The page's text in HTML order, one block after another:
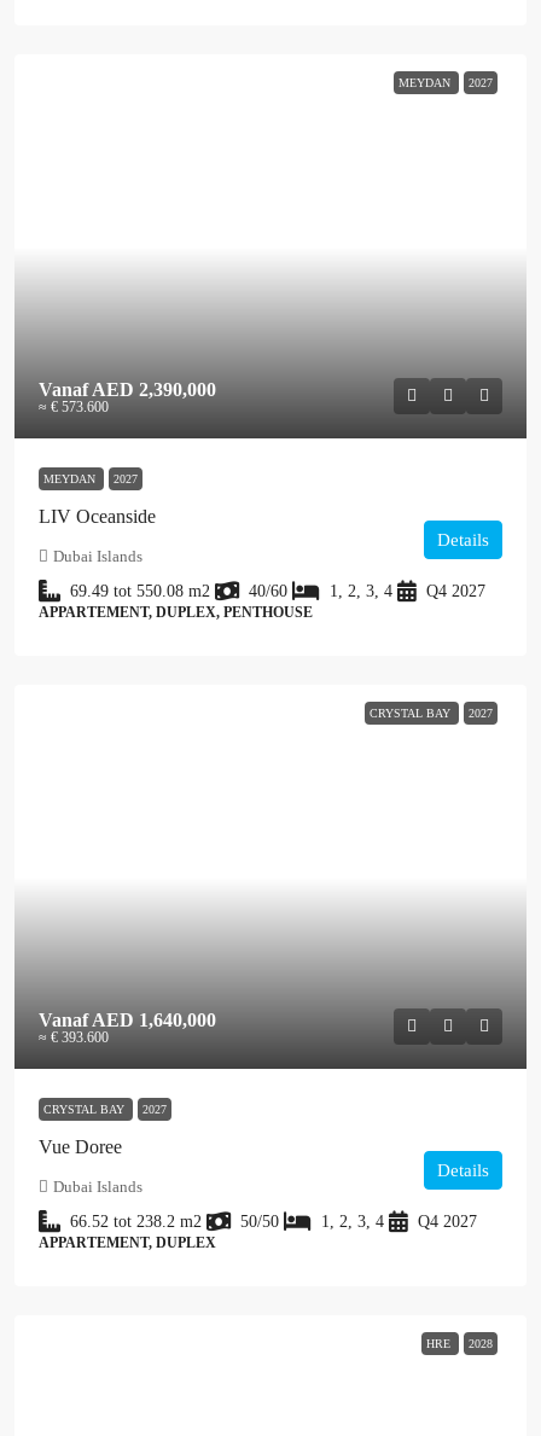
MEYDAN 2027
VanafAED 2,390,000
≈ € 573.600
MEYDAN 2027
LIV Oceanside
Dubai Islands
69.49 tot 550.08 m2 40/60 1, 2, 3, 4 Q4 2027
APPARTEMENT, DUPLEX, PENTHOUSE
Details
CRYSTAL BAY 2027
VanafAED 1,640,000
≈ € 393.600
CRYSTAL BAY 2027
Vue Doree
Dubai Islands
66.52 tot 238.2 m2 50/50 1, 2, 3, 4 Q4 2027
APPARTEMENT, DUPLEX
Details
HRE 2028